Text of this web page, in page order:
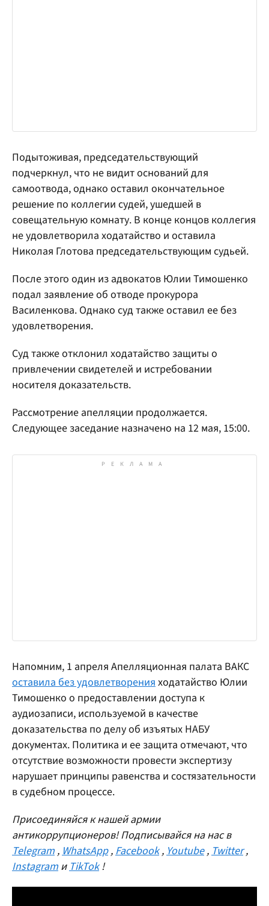
Подытоживая, председательствующий
подчеркнул, что не видит оснований для
самоотвода, однако оставил окончательное
решение по коллегии судей, ушедшей в
совещательную комнату. В конце концов коллегия
не удовлетворила ходатайство и оставила
Николая Глотова председательствующим судьей.
После этого один из адвокатов Юлии Тимошенко
подал заявление об отводе прокурора
Василенкова. Однако суд также оставил ее без
удовлетворения.
Суд также отклонил ходатайство защиты о
привлечении свидетелей и истребовании
носителя доказательств.
Рассмотрение апелляции продолжается.
Следующее заседание назначено на 12 мая, 15:00.
Напомним, 1 апреля Апелляционная палата ВАКС
оставила без удовлетворенияходатайство Юлии
Тимошенко о предоставлении доступа к
аудиозаписи, используемой в качестве
доказательства по делу об изъятых НАБУ
документах. Политика и ее защита отмечают, что
отсутствие возможности провести экспертизу
нарушает принципы равенства и состязательности
в судебном процессе.
Присоединяйся к нашей армии
антикоррупционеров! Подписывайся на нас в
Telegram ,WhatsApp ,Facebook ,Youtube ,Twitter ,
Instagram иTikTok !